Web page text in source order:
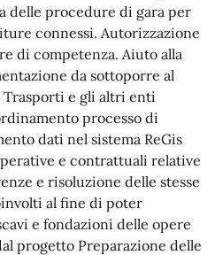
delle procedure di gara per
connessi. Autorizzazione
di competenza. Aiuto alla
da sottoporre al
e gli altri enti
processo di
dati nel sistema ReGis
e contrattuali relative
e risoluzione delle stesse
al fine di poter
e fondazioni delle opere
progetto Preparazione delle